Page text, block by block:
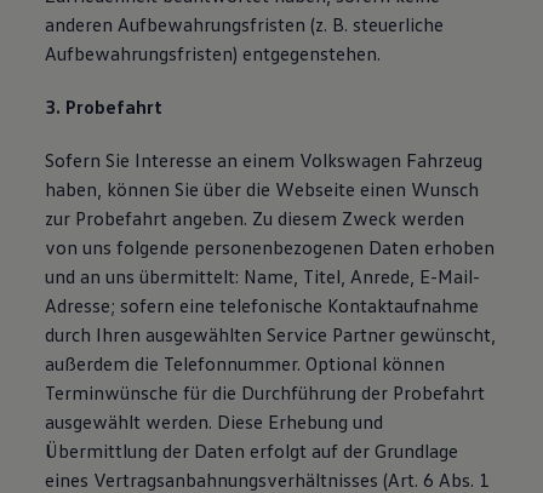
anderen Aufbewahrungsfristen (z. B. steuerliche
Aufbewahrungsfristen) entgegenstehen.
3. Probefahrt
Sofern Sie Interesse an einem Volkswagen Fahrzeug
haben, können Sie über die Webseite einen Wunsch
zur Probefahrt angeben. Zu diesem Zweck werden
von uns folgende personenbezogenen Daten erhoben
und an uns übermittelt: Name, Titel, Anrede, E-Mail-
Adresse; sofern eine telefonische Kontaktaufnahme
durch Ihren ausgewählten Service Partner gewünscht,
außerdem die Telefonnummer. Optional können
Terminwünsche für die Durchführung der Probefahrt
ausgewählt werden. Diese Erhebung und
Übermittlung der Daten erfolgt auf der Grundlage
eines Vertragsanbahnungsverhältnisses (Art. 6 Abs. 1